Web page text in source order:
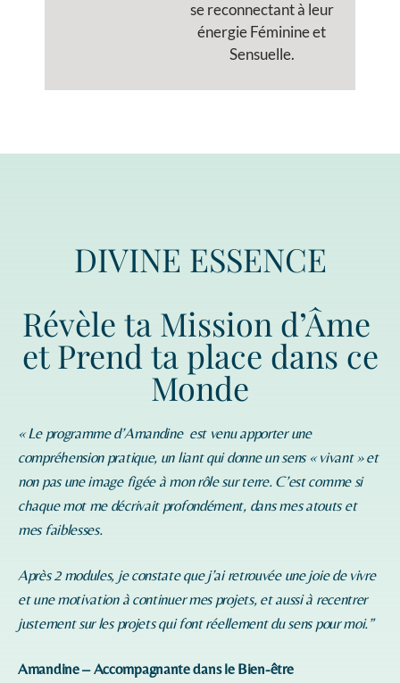
se reconnectant à leur
énergie Féminine et
Sensuelle.
DIVINE ESSENCE
Révèle ta Mission d’Âme
et Prend ta place dans ce
Monde
« Le programme d’Amandineest venu apporter une
compréhension pratique, un liant qui donne un sens « vivant » et
non pas une image figée à mon rôle sur terre. C’est comme si
chaque mot me décrivait profondément, dans mes atouts et
mes faiblesses.
Après 2 modules, je constate que j’ai retrouvée une joie de vivre
et une motivation à continuer mes projets, et aussi à recentrer
justement sur les projets qui font réellement du sens pour moi.”
Amandine – Accompagnante dans le Bien-être